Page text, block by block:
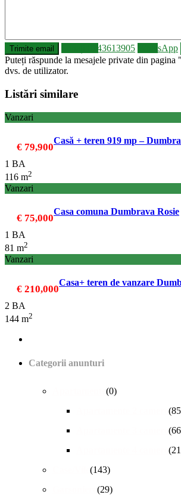
0743613905
WhatsApp
Puteți răspunde la mesajele private din
dvs. de utilizator.
Listări similare
Vanzari
€ 79,900
Casă + teren 919 mp –
1 BA
116 m2
Vanzari
€ 75,000
Casa comuna Dumbrava Rosie
1 BA
81 m2
Vanzari
€ 210,000
Casa+ teren de vanzare
2 BA
144 m2
Categorii anunturi
(0)
(143)
(29)